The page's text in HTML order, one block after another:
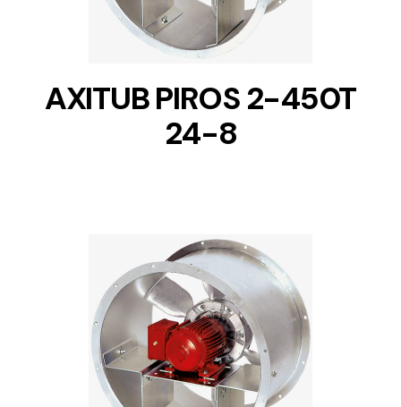
AXITUB PIROS 2-450T
24-8
DETAILS